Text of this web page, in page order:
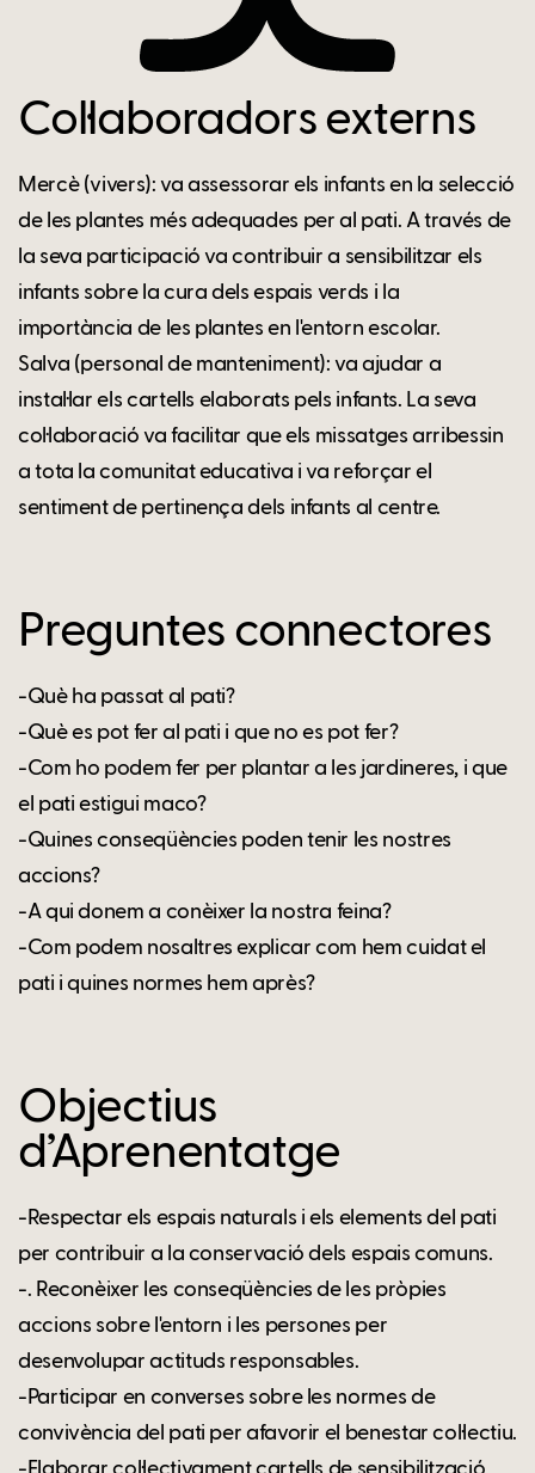
Col·laboradors externs
Mercè (vivers): va assessorar els infants en la selecció
de les plantes més adequades per al pati. A través de
la seva participació va contribuir a sensibilitzar els
infants sobre la cura dels espais verds i la
importància de les plantes en l'entorn escolar.
Salva (personal de manteniment): va ajudar a
instal·lar els cartells elaborats pels infants. La seva
col·laboració va facilitar que els missatges arribessin
a tota la comunitat educativa i va reforçar el
sentiment de pertinença dels infants al centre.
Preguntes connectores
-Què ha passat al pati?
-Què es pot fer al pati i que no es pot fer?
-Com ho podem fer per plantar a les jardineres, i que
el pati estigui maco?
-Quines conseqüències poden tenir les nostres
accions?
-A qui donem a conèixer la nostra feina?
-Com podem nosaltres explicar com hem cuidat el
pati i quines normes hem après?
Objectius
d’Aprenentatge
-Respectar els espais naturals i els elements del pati
per contribuir a la conservació dels espais comuns.
-. Reconèixer les conseqüències de les pròpies
accions sobre l'entorn i les persones per
desenvolupar actituds responsables.
-Participar en converses sobre les normes de
convivència del pati per afavorir el benestar col·lectiu.